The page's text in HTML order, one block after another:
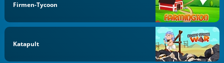
Firmen-Tycoon
Katapult